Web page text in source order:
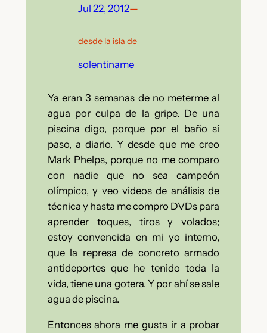
Jul 22, 2012—
desde la isla de
solentiname
Ya eran 3 semanas de no meterme al
agua por culpa de la gripe. De una
piscina digo, porque por el baño sí
paso, a diario. Y desde que me creo
Mark Phelps, porque no me comparo
con nadie que no sea campeón
olímpico, y veo videos de análisis de
técnica y hasta me compro DVDs para
aprender toques, tiros y volados;
estoy convencida en mi yo interno,
que la represa de concreto armado
antideportes que he tenido toda la
vida, tiene una gotera. Y por ahí se sale
agua de piscina.
Entonces ahora me gusta ir a probar